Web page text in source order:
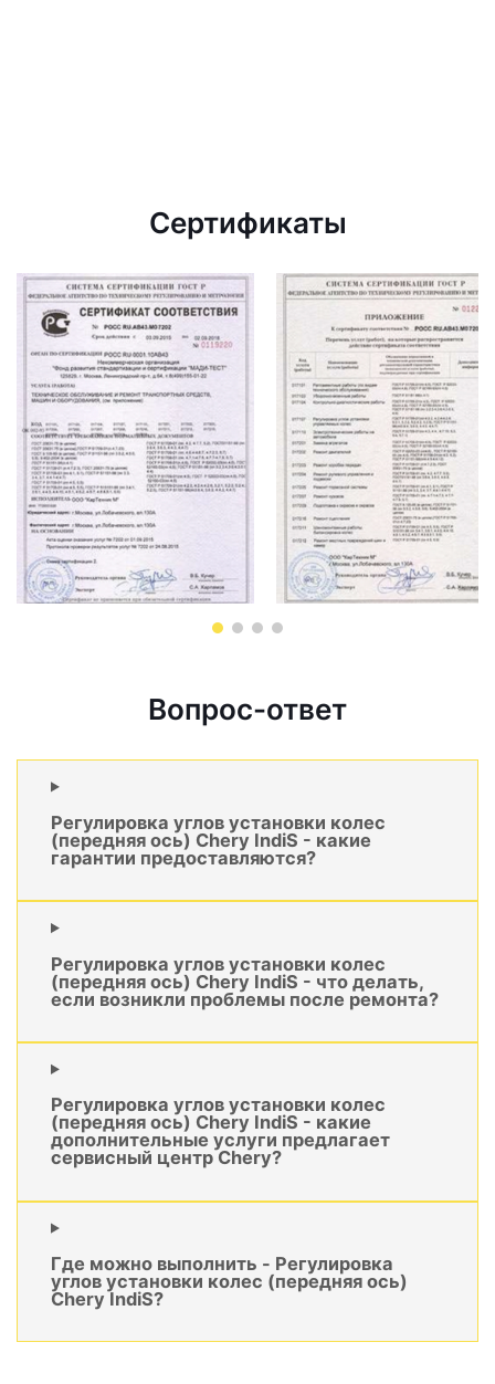
Сертификаты
Вопрос-ответ
Регулировка углов установки колес
(передняя ось) Chery IndiS - какие
гарантии предоставляются?
Регулировка углов установки колес
(передняя ось) Chery IndiS - что делать,
если возникли проблемы после ремонта?
Регулировка углов установки колес
(передняя ось) Chery IndiS - какие
дополнительные услуги предлагает
сервисный центр Chery?
Где можно выполнить - Регулировка
углов установки колес (передняя ось)
Chery IndiS?